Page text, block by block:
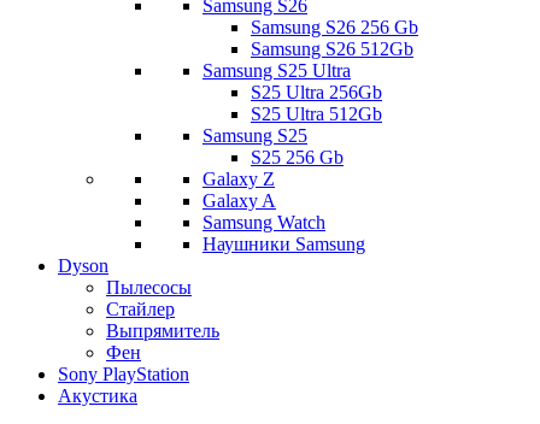
Samsung S26
Samsung S26 256 Gb
Samsung S26 512Gb
Samsung S25 Ultra
S25 Ultra 256Gb
S25 Ultra 512Gb
Samsung S25
S25 256 Gb
Galaxy Z
Galaxy A
Samsung Watch
Наушники Samsung
Dyson
Пылесосы
Стайлер
Выпрямитель
Фен
Sony PlayStation
Акустика